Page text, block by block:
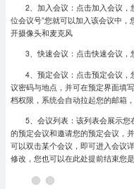
2、加入会议：点击加入会议，
位会议号”您就可以加入该会议中
开摄像头和麦克风
3、快速会议：点击快速会议
4、预定会议：点击预定会议
议密码与地点，并可在预定界面填
档权限，系统会自动拉起您的邮箱
5、会议列表：该列表会展示您
的预定会议和邀请您的预定会议，
可以双击某个会议，即可进入会议
修改，您也可以在此处提前结束您